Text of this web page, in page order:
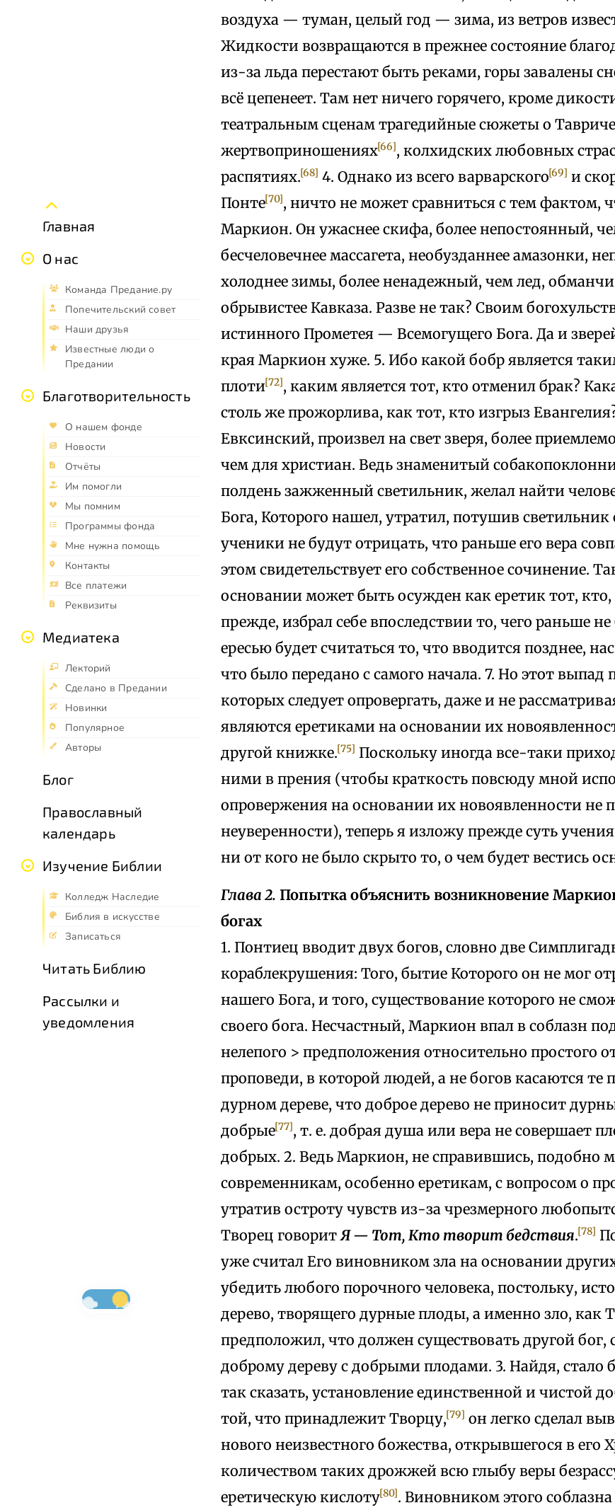
Главная
О нас
Команда Предание.ру
Попечительский совет
Наши друзья
Известные люди о
Предании
Благотворительность
О нашем фонде
Новости
Отчёты
Им помогли
Мы помним
Программы фонда
Мне нужна помощь
Контакты
Все платежи
Реквизиты
Медиатека
Лекторий
Сделано в Предании
Новинки
Популярное
Авторы
Блог
Православный
календарь
Изучение Библии
Колледж Наследие
Библия в искусстве
Записаться
Читать Библию
Рассылки и
уведомления
воздуха — туман, целый год — зима, из ветров
Жидкости возвращаются в прежнее состояние
из-за льда перестают быть реками, горы завалены
всё цепенеет. Там нет ничего горячего, кроме
театральным сценам трагедийные сюжеты о
жертвоприношениях[66], колхидских любовных
распятиях.[68] 4. Однако из всего варварского[69] и
Понте[70], ничто не может сравниться с тем фактом,
Маркион. Он ужаснее скифа, более непостоянный,
бесчеловечнее массагета, необузданнее амазонки,
холоднее зимы, более ненадежный, чем лед,
обрывистее Кавказа. Разве не так? Своим
истинного Прометея — Всемогущего Бога. Да и
края Маркион хуже. 5. Ибо какой бобр является
плоти[72], каким является тот, кто отменил брак?
столь же прожорлива, как тот, кто изгрыз
Евксинский, произвел на свет зверя, более
чем для христиан. Ведь знаменитый
полдень зажженный светильник, желал найти
Бога, Которого нашел, утратил, потушив светильник
ученики не будут отрицать, что раньше его вера
этом свидетельствует его собственное сочинение.
основании может быть осужден как еретик тот, кто,
прежде, избрал себе впоследствии то, чего раньше
ересью будет считаться то, что вводится позднее,
что было передано с самого начала. 7. Но этот выпад
которых следует опровергать, даже и не
являются еретиками на основании их
другой книжке.[75] Поскольку иногда все-таки
ними в прения (чтобы краткость повсюду мной
опровержения на основании их новоявленности не
неуверенности), теперь я изложу прежде суть
ни от кого не было скрыто то, о чем будет вестись
Глава 2. Попытка объяснить возникновение
богах
1. Понтиец вводит двух богов, словно две
кораблекрушения: Того, бытие Которого он не мог
нашего Бога, и того, существование которого не
своего бога. Несчастный, Маркион впал в соблазн
нелепого > предположения относительно простого
проповеди, в которой людей, а не богов касаются те
дурном дереве, что доброе дерево не приносит
добрые[77], т. е. добрая душа или вера не совершает
добрых. 2. Ведь Маркион, не справившись, подобно
современникам, особенно еретикам, с вопросом о
утратив остроту чувств из-за чрезмерного
Творец говорит Я — Тот, Кто творит бедствия.[78]
уже считал Его виновником зла на основании
убедить любого порочного человека, постольку,
дерево, творящего дурные плоды, а именно зло, как
предположил, что должен существовать другой
доброму дереву с добрыми плодами. 3. Найдя, стало
так сказать, установление единственной и чистой
той, что принадлежит Творцу,[79] он легко сделал
нового неизвестного божества, открывшегося в его
количеством таких дрожжей всю глыбу веры
еретическую кислоту[80]. Виновником этого